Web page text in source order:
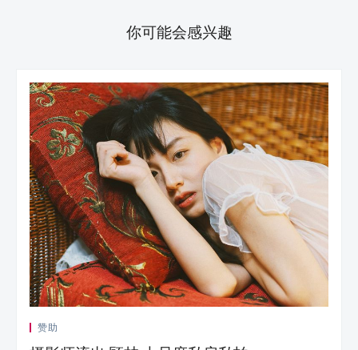
你可能会感兴趣
赞助